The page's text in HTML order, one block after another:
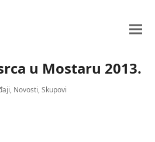
u Mostaru 2013.
, Novosti,Skupovi